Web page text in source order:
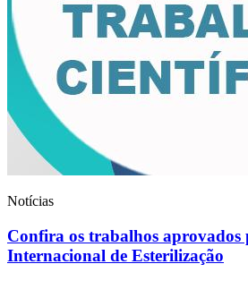
Notícias
Confira os trabalhos aprovados
Internacional de Esterilização